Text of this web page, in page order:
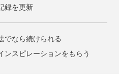
録を更新
でなら続けられる
ンスピレーションをもらう